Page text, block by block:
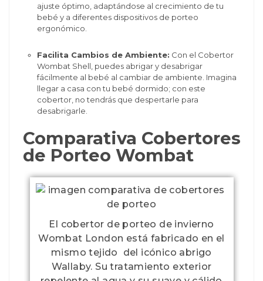
ajuste óptimo, adaptándose al crecimiento de tu
bebé y a diferentes dispositivos de porteo
ergonómico.
Facilita Cambios de Ambiente: Con el Cobertor
Wombat Shell, puedes abrigar y desabrigar
fácilmente al bebé al cambiar de ambiente. Imagina
llegar a casa con tu bebé dormido; con este
cobertor, no tendrás que despertarle para
desabrigarle.
Comparativa Cobertores
de Porteo Wombat
i
El cobertor de porteo de plumón
Wombat London es la opción más
El cobertor de porteo de invierno
Wombat London está fabricado en el
mismo tejido del icónico abrigo
Wallaby. Su tratamiento exterior
El cobertor de porteo Shell de
El cobertor de porteo All Weather de
Wombat London está fabricado en
tejido exterior del abrigo de porteo
i
El cobertor de porteo de plumón
Wombat London es la opción más
El cobertor de porteo de invierno
Wombat London está fabricado en el
mismo tejido del icónico abrigo
Wallaby. Su tratamiento exterior